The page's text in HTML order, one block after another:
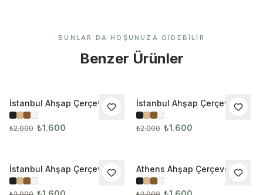
BUNLAR DA HOŞUNUZA GIDEBILIR
Benzer Ürünler
İNDIRIM
İstanbul Ahşap Çerçeveli
Tablo 1003
₺2.000 ₺1.600
İNDIRIM
İstanbul Ahşap Çerçeveli
Tablo 1003-2
₺2.000 ₺1.600
İNDIRIM
İstanbul Ahşap Çerçeveli
Tablo 1003-3
İNDIRIM
Athens Ahşap Çerçeveli
Tablo